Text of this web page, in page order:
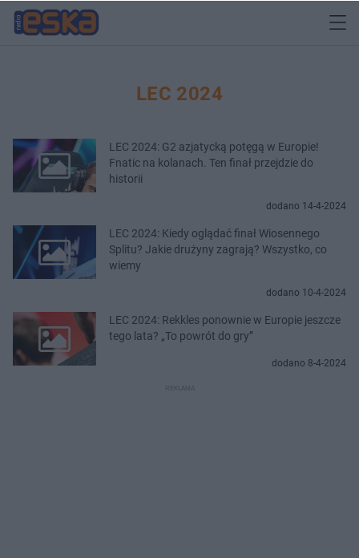
LEC 2024
LEC 2024: G2 azjatycką potęgą w Europie!
Fnatic na kolanach. Ten finał przejdzie do
historii
dodano 14-4-2024
LEC 2024: Kiedy oglądać finał Wiosennego
Splitu? Jakie drużyny zagrają? Wszystko, co
wiemy
dodano 10-4-2024
LEC 2024: Rekkles ponownie w Europie jeszcze
tego lata? „To powrót do gry”
dodano 8-4-2024